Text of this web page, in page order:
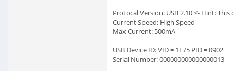
Protocal Version: USB 2.10 <- Hint:
Current Speed: High Speed
Max Current: 500mA
USB Device ID: VID = 1F75 PID = 0902
Serial Number: 000000000000000013